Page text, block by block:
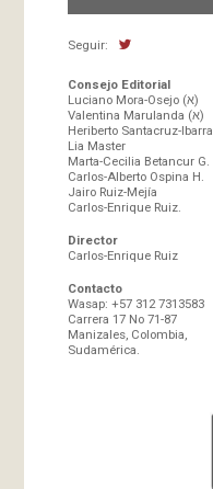
Seguir:
Consejo Editorial
Luciano Mora-Osejo (א)
Valentina Marulanda (א)
Heriberto Santacruz-Ibarra
Lia Master
Marta-Cecilia Betancur G.
Carlos-Alberto Ospina H.
Jairo Ruiz-Mejía
Carlos-Enrique Ruiz.
Director
Carlos-Enrique Ruiz
Contacto
Wasap: +57 312 7313583
Carrera 17 No 71-87
Manizales, Colombia,
Sudamérica.